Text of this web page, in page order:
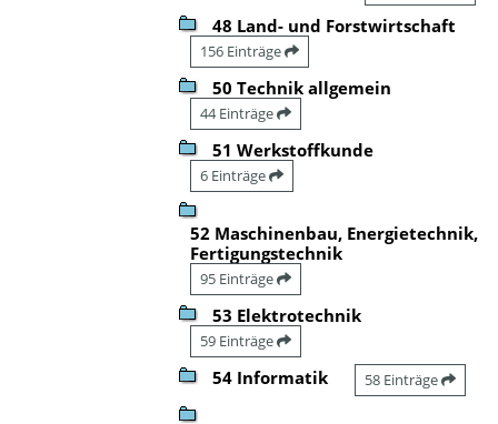
48 Land- und Forstwirtschaft
156 Einträge
50 Technik allgemein
44 Einträge
51 Werkstoffkunde
6 Einträge
52 Maschinenbau, Energietechnik,
Fertigungstechnik
95 Einträge
53 Elektrotechnik
59 Einträge
54 Informatik 58 Einträge